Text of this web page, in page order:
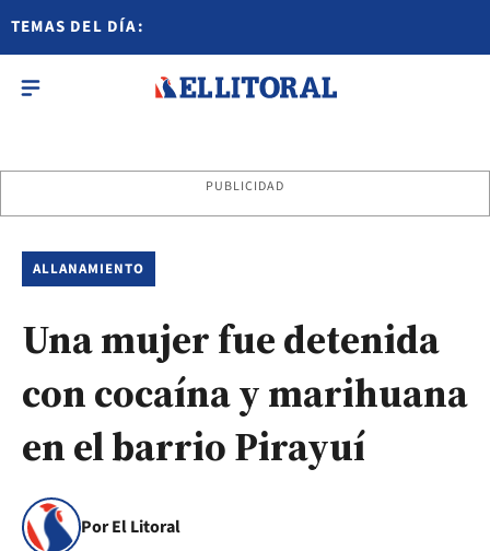
TEMAS DEL DÍA:
PUBLICIDAD
ALLANAMIENTO
Una mujer fue detenida
con cocaína y marihuana
en el barrio Pirayuí
Por El Litoral